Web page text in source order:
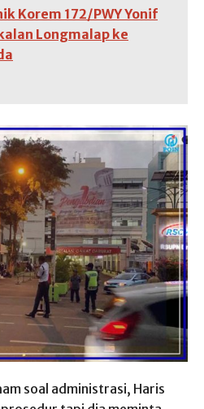
Korem 172/PWY Yonif
Longmalap ke
soal administrasi, Haris